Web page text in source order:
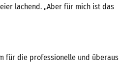
lachend. „Aber für mich ist das
für die professionelle und überaus